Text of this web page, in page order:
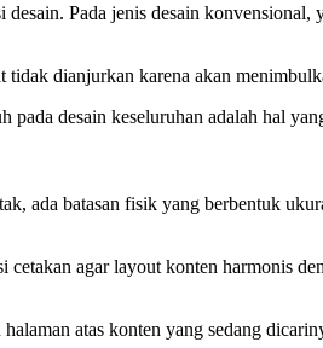
Pada jenis desain
dianjurkan karena akan
desain keseluruhan adalah hal
ada batasan fisik yang berbentuk
agar layout konten harmonis
atas konten yang sedang